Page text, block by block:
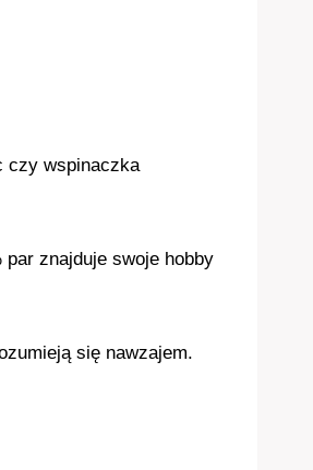
czy wspinaczka
znajduje swoje hobby
się nawzajem.